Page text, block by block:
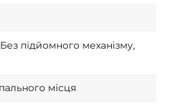
підйомного механізму,
місця